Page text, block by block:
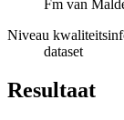
Fm van
Niveau
dataset
Resultaat